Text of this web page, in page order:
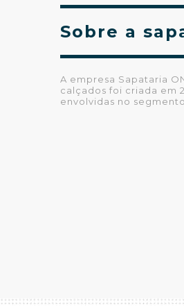
Sobre a
A empresa Sapataria
calçados foi criada em
envolvidas no